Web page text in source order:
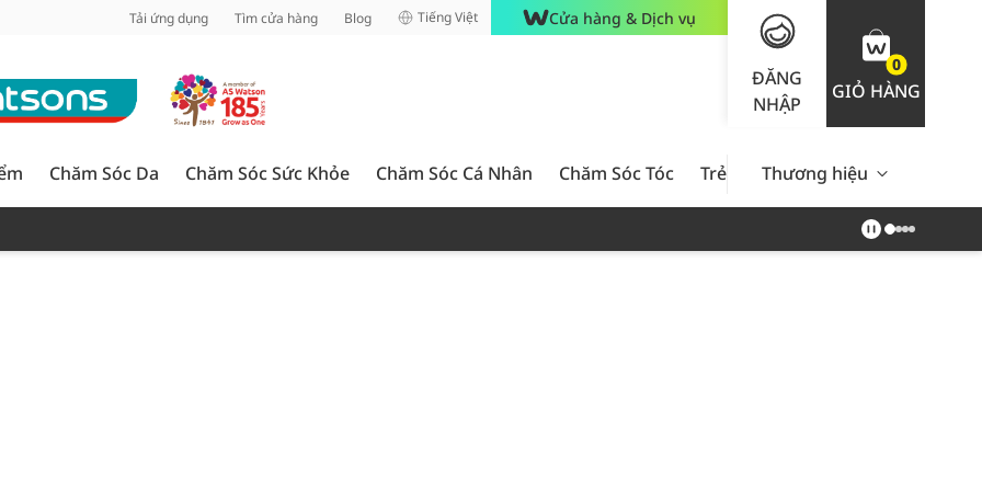
Tải ứng dụng Tìm cửa hàng Blog Tiếng Việt Cửa hàng & Dịch vụ
ĐĂNG
NHẬP
0
GIỎ HÀNG
Chăm Sóc Da Chăm Sóc Sức Khỏe Chăm Sóc Cá Nhân Chăm Sóc Tóc Trẻ Em Nam Giới Chăm Sóc
Thương hiệu